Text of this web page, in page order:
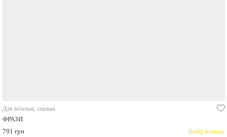
Для вітальні, спальні
ФРАЗИ
791 грн
Вибір кольору